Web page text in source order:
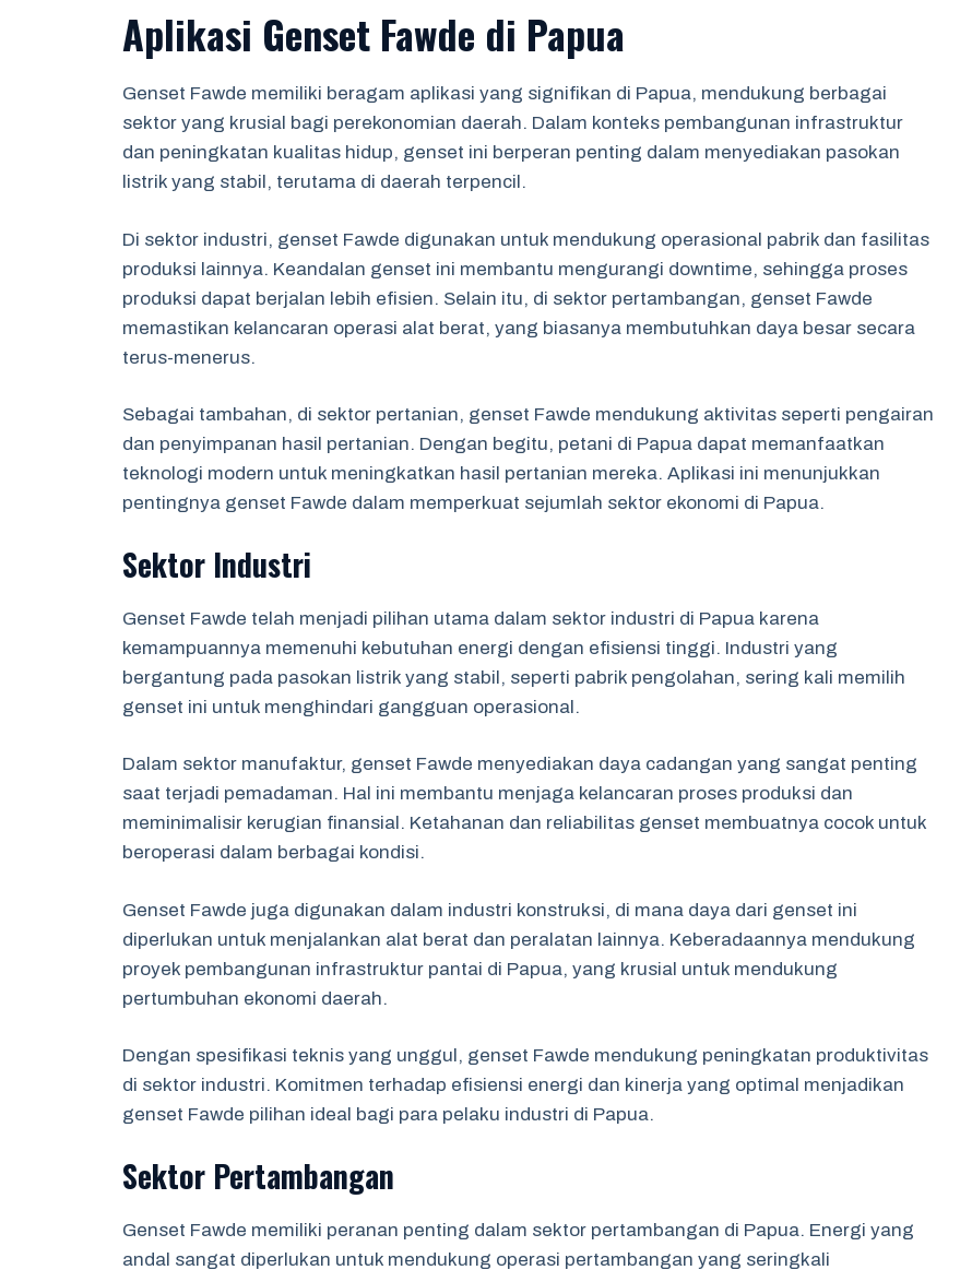
Aplikasi Genset Fawde di Papua
Genset Fawde memiliki beragam aplikasi yang signifikan di Papua, mendukung berbagai
sektor yang krusial bagi perekonomian daerah. Dalam konteks pembangunan infrastruktur
dan peningkatan kualitas hidup, genset ini berperan penting dalam menyediakan pasokan
listrik yang stabil, terutama di daerah terpencil.
Di sektor industri, genset Fawde digunakan untuk mendukung operasional pabrik dan fasilitas
produksi lainnya. Keandalan genset ini membantu mengurangi downtime, sehingga proses
produksi dapat berjalan lebih efisien. Selain itu, di sektor pertambangan, genset Fawde
memastikan kelancaran operasi alat berat, yang biasanya membutuhkan daya besar secara
terus-menerus.
Sebagai tambahan, di sektor pertanian, genset Fawde mendukung aktivitas seperti pengairan
dan penyimpanan hasil pertanian. Dengan begitu, petani di Papua dapat memanfaatkan
teknologi modern untuk meningkatkan hasil pertanian mereka. Aplikasi ini menunjukkan
pentingnya genset Fawde dalam memperkuat sejumlah sektor ekonomi di Papua.
Sektor Industri
Genset Fawde telah menjadi pilihan utama dalam sektor industri di Papua karena
kemampuannya memenuhi kebutuhan energi dengan efisiensi tinggi. Industri yang
bergantung pada pasokan listrik yang stabil, seperti pabrik pengolahan, sering kali memilih
genset ini untuk menghindari gangguan operasional.
Dalam sektor manufaktur, genset Fawde menyediakan daya cadangan yang sangat penting
saat terjadi pemadaman. Hal ini membantu menjaga kelancaran proses produksi dan
meminimalisir kerugian finansial. Ketahanan dan reliabilitas genset membuatnya cocok untuk
beroperasi dalam berbagai kondisi.
Genset Fawde juga digunakan dalam industri konstruksi, di mana daya dari genset ini
diperlukan untuk menjalankan alat berat dan peralatan lainnya. Keberadaannya mendukung
proyek pembangunan infrastruktur pantai di Papua, yang krusial untuk mendukung
pertumbuhan ekonomi daerah.
Dengan spesifikasi teknis yang unggul, genset Fawde mendukung peningkatan produktivitas
di sektor industri. Komitmen terhadap efisiensi energi dan kinerja yang optimal menjadikan
genset Fawde pilihan ideal bagi para pelaku industri di Papua.
Sektor Pertambangan
Genset Fawde memiliki peranan penting dalam sektor pertambangan di Papua. Energi yang
andal sangat diperlukan untuk mendukung operasi pertambangan yang seringkali